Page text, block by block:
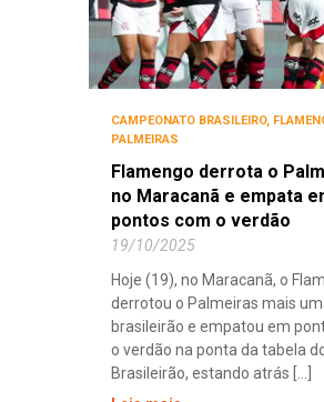
CAMPEONATO BRASILEIRO,
PALMEIRAS
Flamengo derrota o
no Maracanã e empata
pontos com o verdão
19/10/2025
Hoje (19), no Maracanã, o
derrotou o Palmeiras mais
brasileirão e empatou em
o verdão na ponta da tabela
Brasileirão, estando atrás [...]